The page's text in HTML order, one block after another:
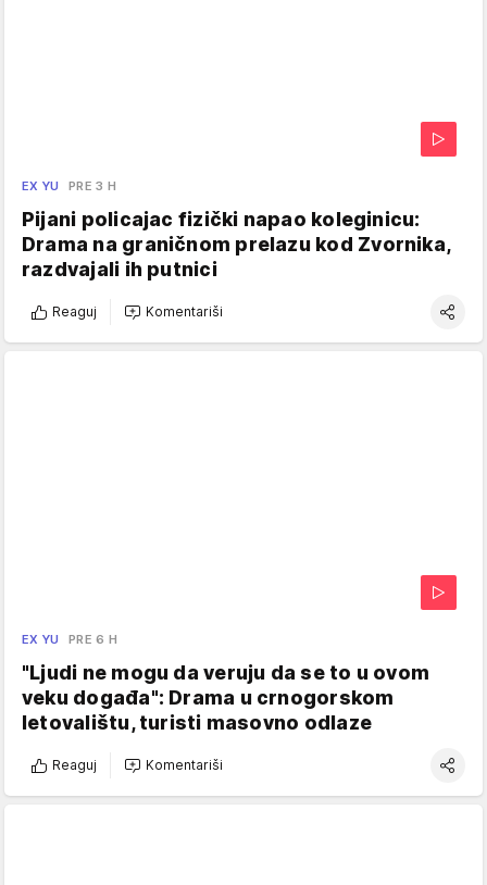
EX YU PRE 3 H
Pijani policajac fizički napao koleginicu:
Drama na graničnom prelazu kod Zvornika,
razdvajali ih putnici
Reaguj Komentariši
EX YU PRE 6 H
"Ljudi ne mogu da veruju da se to u ovom
veku događa": Drama u crnogorskom
letovalištu, turisti masovno odlaze
Reaguj Komentariši